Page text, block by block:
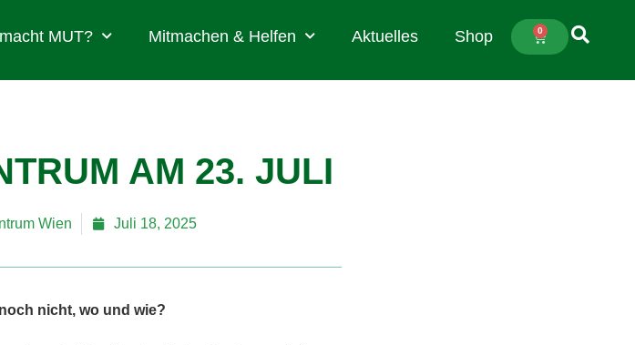
MUT? Mitmachen & Helfen Aktuelles Shop 0
AM 23. JULI
Wien Juli 18, 2025
nicht, wo und wie?